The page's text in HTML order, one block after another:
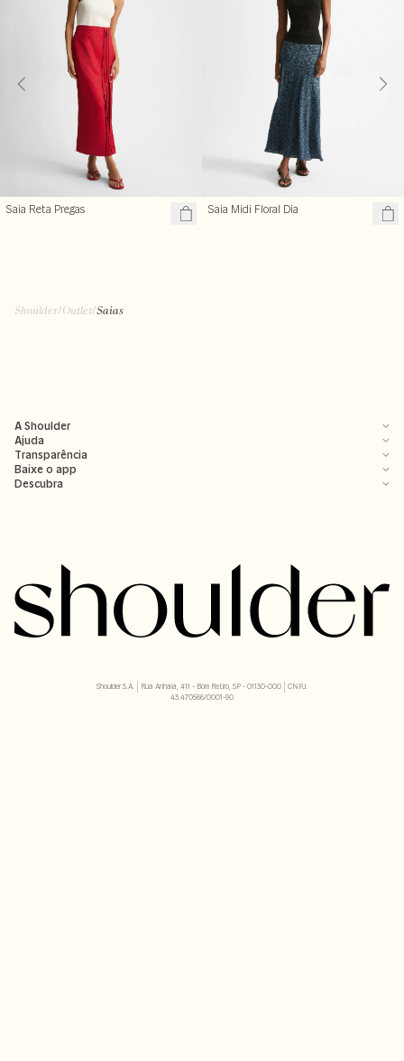
Saia Reta Pregas Saia Midi Floral Dia
A Shoulder
Ajuda
Transparência
Baixe o app
Shoulder S.A. | Rua Anhaia, 411 - Bom Retiro, SP - 01130-000 | CNPJ: